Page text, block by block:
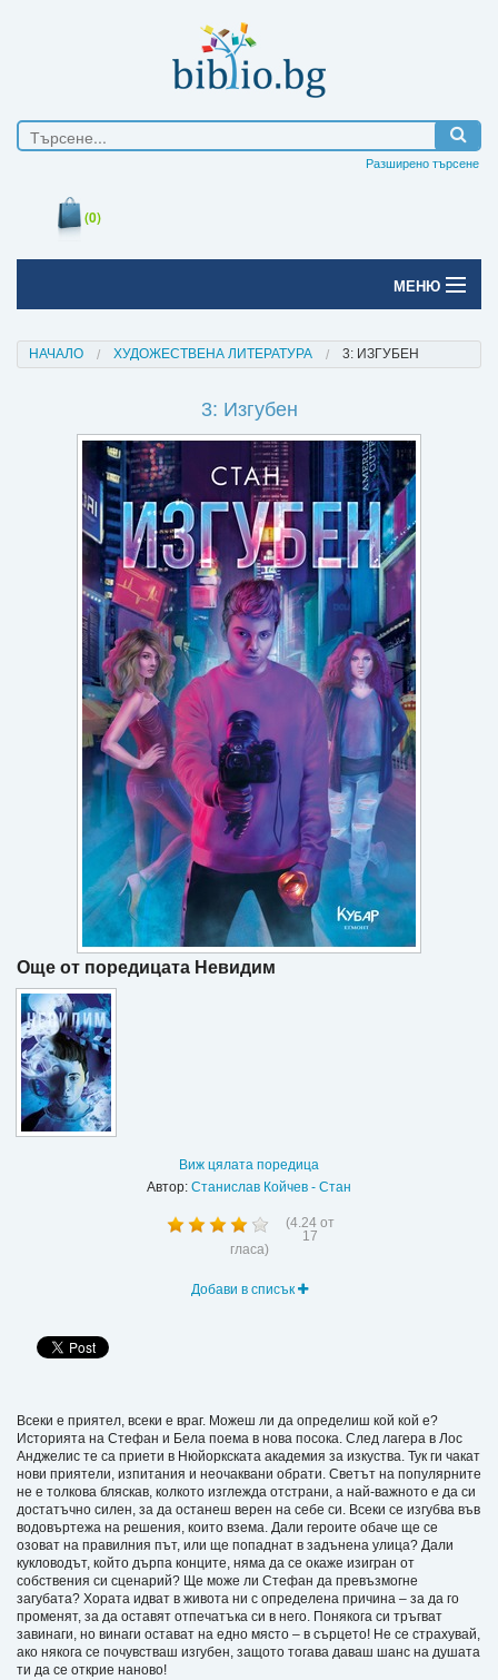
Разширено търсене
(0)
МЕНЮ
Електронни книги
Е-списания
Подаръци
Ваучери
Промоции
Контакти
Регистрация
НАЧАЛО ХУДОЖЕСТВЕНА ЛИТЕРАТУРА 3: ИЗГУБЕН
3: Изгубен
Още от поредицата Невидим
Виж цялата поредица
Автор: Станислав Койчев - Стан
(4.24 от
17
гласа)
Добави в списък
Всеки е приятел, всеки е враг. Можеш ли да определиш кой кой е?
Историята на Стефан и Бела поема в нова посока. След лагера в Лос
Анджелис те са приети в Нюйоркската академия за изкуства. Тук ги чакат
нови приятели, изпитания и неочаквани обрати. Светът на популярните
не е толкова бляскав, колкото изглежда отстрани, а най-важното е да си
достатъчно силен, за да останеш верен на себе си. Всеки се изгубва във
водовъртежа на решения, които взема. Дали героите обаче ще се
озоват на правилния път, или ще попаднат в задънена улица? Дали
кукловодът, който дърпа конците, няма да се окаже изигран от
собствения си сценарий? Ще може ли Стефан да превъзмогне
загубата? Хората идват в живота ни с определена причина – за да го
променят, за да оставят отпечатъка си в него. Понякога си тръгват
завинаги, но винаги остават на едно място – в сърцето! Не се страхувай,
ако някога се почувстваш изгубен, защото тогава даваш шанс на душата
ти да се открие наново!